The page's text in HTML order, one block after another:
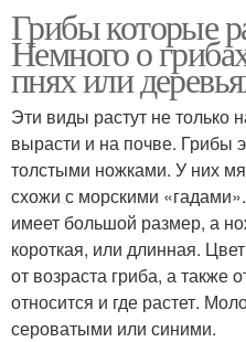
Грибы которые
Немного о
пнях или
Эти виды растут не только
вырасти и на почве. Грибы
толстыми ножками. У них
схожи с морскими
имеет большой размер, а
короткая, или длинная.
от возраста гриба, а также
относится и где растет.
сероватыми или синими.